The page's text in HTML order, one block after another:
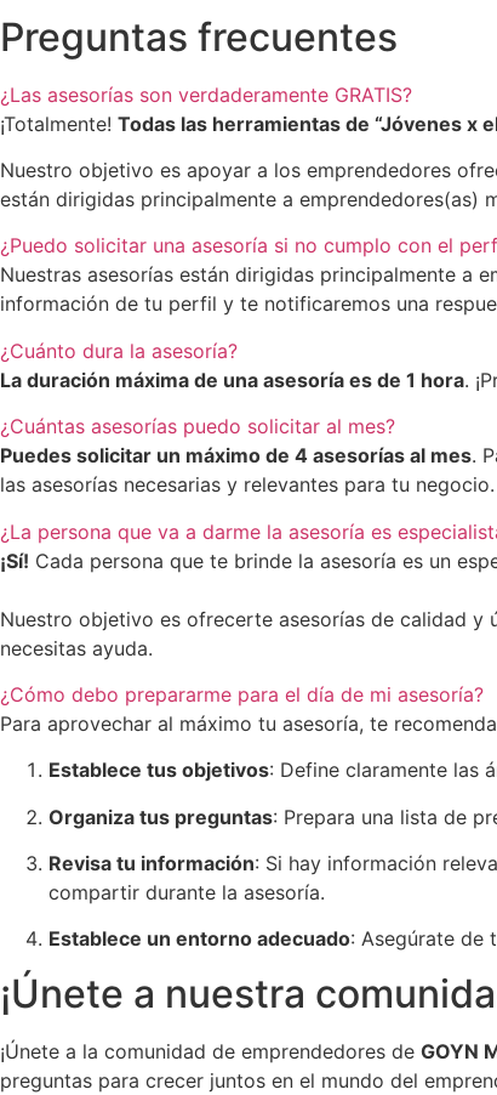
Preguntas frecuentes
¿Las asesorías son verdaderamente GRATIS?
¡Totalmente! Todas las herramientas de “Jóvenes x
Nuestro objetivo es apoyar a los emprendedores
están dirigidas principalmente a emprendedores(as)
¿Puedo solicitar una asesoría si no cumplo con el
Nuestras asesorías están dirigidas principalmente a
información de tu perfil y te notificaremos una
¿Cuánto dura la asesoría?
La duración máxima de una asesoría es de 1 hora.
¿Cuántas asesorías puedo solicitar al mes?
Puedes solicitar un máximo de 4 asesorías al mes.
las asesorías necesarias y relevantes para tu negocio.
¿La persona que va a darme la asesoría es
¡Sí! Cada persona que te brinde la asesoría es un
Nuestro objetivo es ofrecerte asesorías de calidad y
necesitas ayuda.
¿Cómo debo prepararme para el día de mi asesoría?
Para aprovechar al máximo tu asesoría, te
Establece tus objetivos: Define claramente las
Organiza tus preguntas: Prepara una lista de
Revisa tu información: Si hay información
compartir durante la asesoría.
Establece un entorno adecuado: Asegúrate de
¡Únete a nuestra
¡Únete a la comunidad de emprendedores de GOYN
preguntas para crecer juntos en el mundo del